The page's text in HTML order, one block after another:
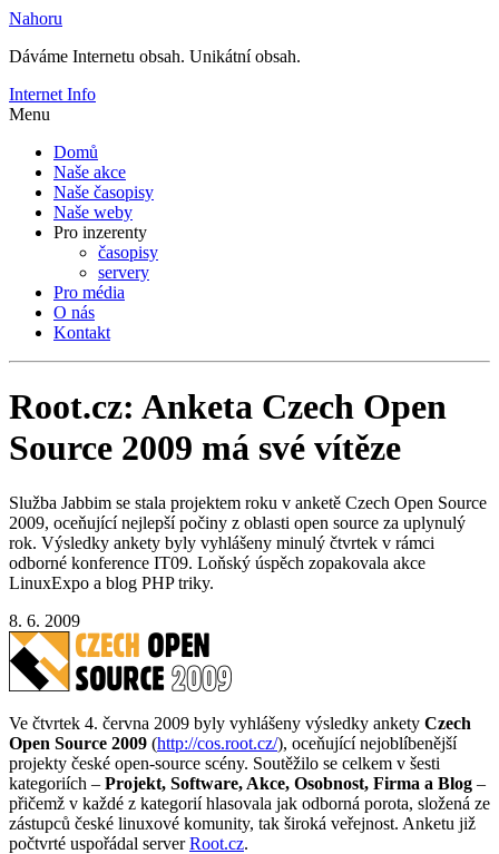
Nahoru
Dáváme Internetu obsah. Unikátní obsah.
Internet Info
Menu
Domů
Naše akce
Naše časopisy
Naše weby
Pro inzerenty
časopisy
servery
Pro média
O nás
Kontakt
Root.cz: Anketa Czech Open
Source 2009 má své vítěze
Služba Jabbim se stala projektem roku v anketě Czech Open Source
2009, oceňující nejlepší počiny z oblasti open source za uplynulý
rok. Výsledky ankety byly vyhlášeny minulý čtvrtek v rámci
odborné konference IT09. Loňský úspěch zopakovala akce
LinuxExpo a blog PHP triky.
8. 6. 2009
Ve čtvrtek 4. června 2009 byly vyhlášeny výsledky ankety Czech
Open Source 2009 (http://cos.root.cz/), oceňující nejoblíbenější
projekty české open-source scény. Soutěžilo se celkem v šesti
kategoriích – Projekt, Software, Akce, Osobnost, Firma a Blog –
přičemž v každé z kategorií hlasovala jak odborná porota, složená ze
zástupců české linuxové komunity, tak široká veřejnost. Anketu již
počtvrté uspořádal serverRoot.cz.